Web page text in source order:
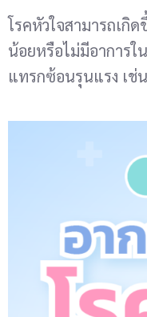
โรคหัวใจสามารถเกิ
น้อยหรือไม่มีอาการ
แทรกซ้อนรุนแรง เช่